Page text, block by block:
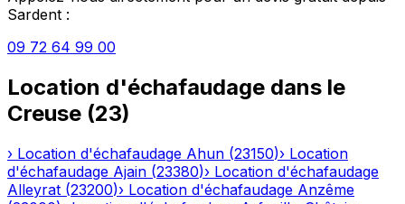
Sardent :
09 72 64 99 00
Location d'échafaudage dans le
Creuse (23)
› Location d'échafaudage Ahun (23150)› Location
d'échafaudage Ajain (23380)› Location d'échafaudage
Alleyrat (23200)› Location d'échafaudage Anzême